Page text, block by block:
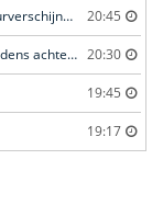
Brand in stoel ontdekt na melding van rook en vuurverschijnselen in portiekflat 20:45
Agent gewond en politieauto zwaar beschadigd tijdens achtervolging 20:30
19:45
19:17